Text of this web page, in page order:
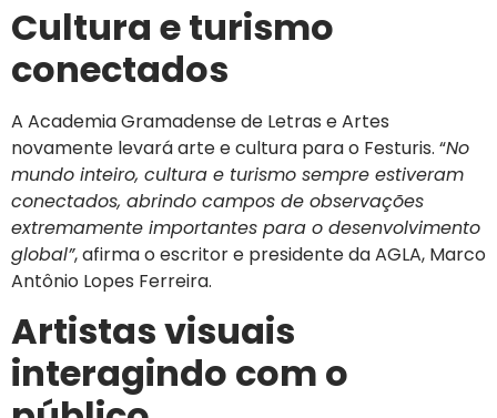
Cultura e turismo
conectados
A Academia Gramadense de Letras e Artes
novamente levará arte e cultura para o Festuris. “No
mundo inteiro, cultura e turismo sempre estiveram
conectados, abrindo campos de observações
extremamente importantes para o desenvolvimento
global”, afirma o escritor e presidente da AGLA, Marco
Antônio Lopes Ferreira.
Artistas visuais
interagindo com o